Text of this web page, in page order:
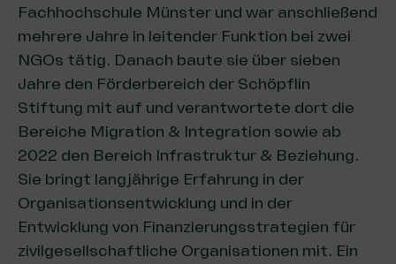
Fachhochschule Münster und war anschließend
mehrere Jahre in leitender Funktion bei zwei
NGOs tätig. Danach baute sie über sieben
Jahre den Förderbereich der Schöpflin
Stiftung mit auf und verantwortete dort die
Bereiche Migration & Integration sowie ab
2022 den Bereich Infrastruktur & Beziehung.
Sie bringt langjährige Erfahrung in der
Organisationsentwicklung und in der
Entwicklung von Finanzierungsstrategien für
zivilgesellschaftliche Organisationen mit. Ein